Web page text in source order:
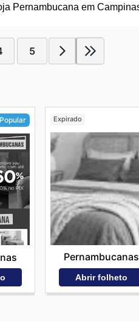
5
Popular Expirado
Pernambucanas
Abrir folheto